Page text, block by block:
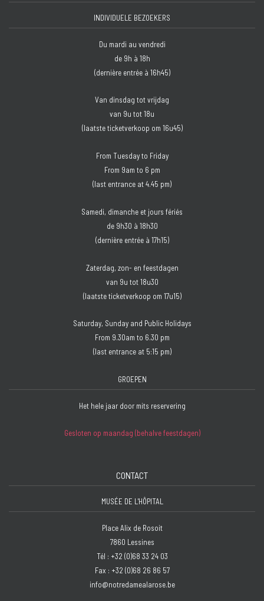
INDIVIDUELE BEZOEKERS
Du mardi au vendredi
de 9h à 18h
(dernière entrée à 16h45)
Van dinsdag tot vrijdag
van 9u tot 18u
(laatste ticketverkoop om 16u45)
From Tuesday to Friday
From 9am to 6 pm
(last entrance at 4.45 pm)
Samedi, dimanche et jours fériés
de 9h30 à 18h30
(dernière entrée à 17h15)
Zaterdag, zon- en feestdagen
van 9u tot 18u30
(laatste ticketverkoop om 17u15)
Saturday, Sunday and Public Holidays
From 9.30am to 6.30 pm
(last entrance at 5:15 pm)
GROEPEN
Het hele jaar door mits reservering
Gesloten op maandag (behalve feestdagen)
CONTACT
MUSÉE DE L'HÔPITAL
Place Alix de Rosoit
7860 Lessines
Tél : +32 (0)68 33 24 03
Fax : +32 (0)68 26 86 57
info@notredamealarose.be